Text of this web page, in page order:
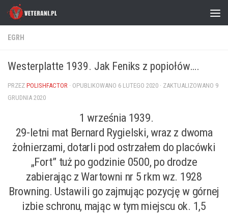
Skip to content
EGRH
Westerplatte 1939. Jak Feniks z popiołów….
PRZEZ POLISHFACTOR · OPUBLIKOWANO 6 LUTEGO 2020 · ZAKTUALIZOWANO 9
GRUDNIA 2020
1 września 1939.
29-letni mat Bernard Rygielski, wraz z dwoma
żołnierzami, dotarli pod ostrzałem do placówki
„Fort” tuż po godzinie 0500, po drodze
zabierając z Wartowni nr 5 rkm wz. 1928
Browning. Ustawili go zajmując pozycję w górnej
izbie schronu, mając w tym miejscu ok. 1,5